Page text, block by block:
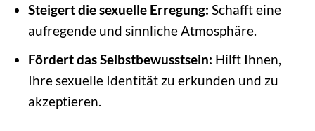
Steigert die sexuelle Erregung: Schafft eine
aufregende und sinnliche Atmosphäre.
Fördert das Selbstbewusstsein: Hilft Ihnen,
Ihre sexuelle Identität zu erkunden und zu
akzeptieren.